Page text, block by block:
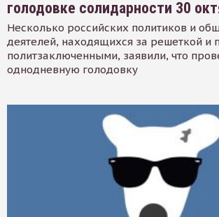
голодовке солидарности 30
Несколько российских политиков и
деятелей, находящихся за решеткой и
политзаключенными, заявили, что
однодневную голодовку